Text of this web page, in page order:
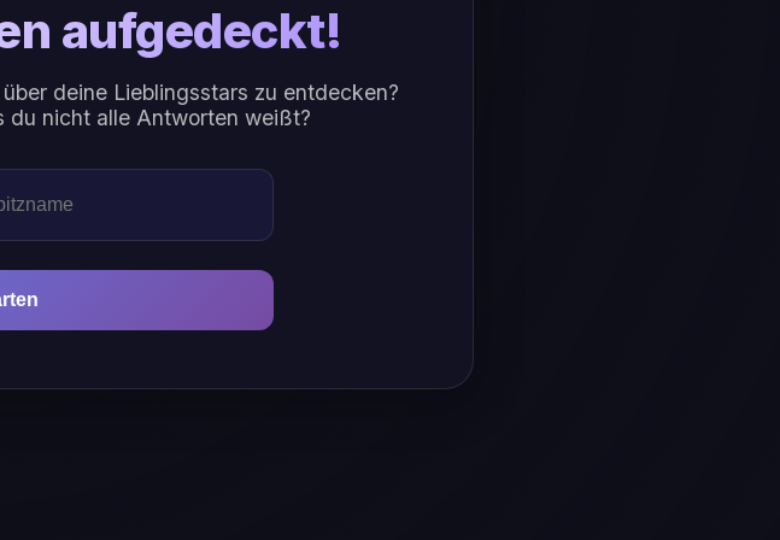
aufgedeckt!
deine Lieblingsstars zu entdecken?
du nicht alle Antworten weißt?